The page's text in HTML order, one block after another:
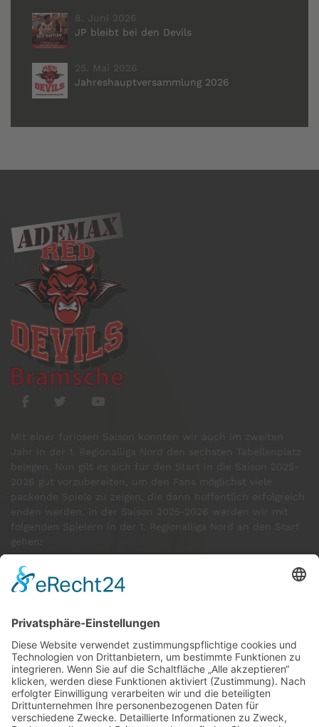
8. Juni 2026
JP bleibt bei den Devils
25. Mai 2026
Jahreshauptversammlung 2026
Mit einer furiosen Saison konnten wir auch im zweiten
Jahr in der 1. Regionalliga Nord den sechsten Tabellenplatz
packende Spiele zu zeigen, die dann hoffentlich erfolgreich
GÄSTE ONLINE
Aktuell:3 Gäste
Rekord: 922 Gäste am 30. Mai 2026 @ 21:22
LETZTEMATCHES
DBV CHARLOTTENBURG 79 60 RED DEVILS